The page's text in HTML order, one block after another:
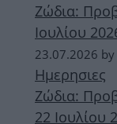
Ζώδια:
Ιουλίου
23.07.2026 by
Ημερησιες
Ζώδια:
22 Ιουλίου